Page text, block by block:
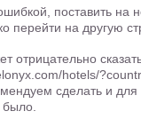
поставить на
перейти на другую
отрицательно
hotels/
сделать и